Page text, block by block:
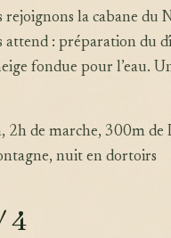
rejoignons la cabane du
attend : préparation du
fondue pour l’eau.
2h de marche, 300m de
nuit en dortoirs
4